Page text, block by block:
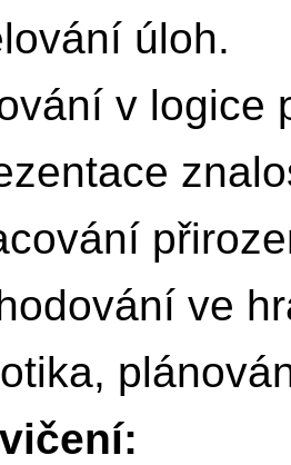
úloh.
v logice
ve